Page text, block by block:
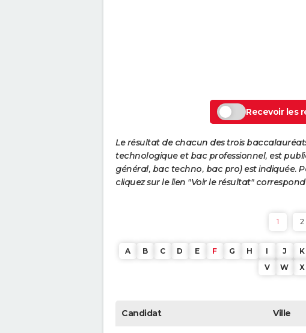
Recevoir les
Le résultat de chacun des trois
technologique et bac professionnel, est
général, bac techno, bac pro) est indiquée.
cliquez sur le lien "Voir le résultat"
1 2
A B C D E F G H I J K
V
W X
Candidat Ville